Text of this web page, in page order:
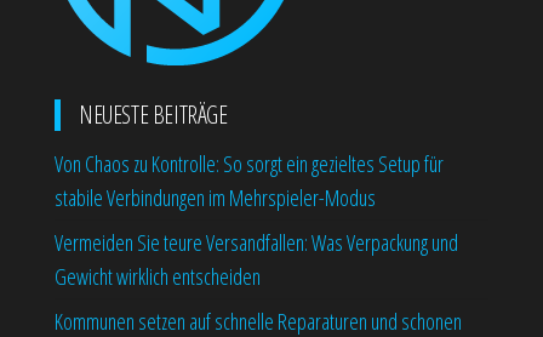
NEUESTE BEITRÄGE
Von Chaos zu Kontrolle: So sorgt ein gezieltes Setup für
stabile Verbindungen im Mehrspieler-Modus
Vermeiden Sie teure Versandfallen: Was Verpackung und
Gewicht wirklich entscheiden
Kommunen setzen auf schnelle Reparaturen und schonen